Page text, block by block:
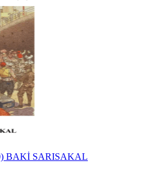
BAKİ SARISAKAL